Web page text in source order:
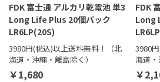
FDK 富士通 アルカリ乾電池 単3
Long Life Plus 20個パック
LR6LP(20S)
3980円(税込)以上送料無料！（北
海道・沖縄・離島除く）
￥1,680
FDK
Long
3980
海道・
￥